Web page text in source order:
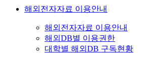
해외전자자료 이용안내
해외전자자료 이용안내
해외DB별 이용권한
대학별 해외DB 구독현황